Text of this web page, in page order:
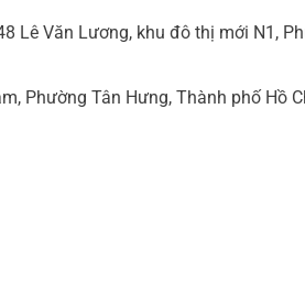
Lê Văn Lương, khu đô thị mới N1,
Phường Tân Hưng, Thành phố Hồ